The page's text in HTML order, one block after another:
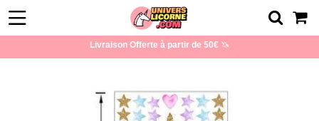
Livraison Offerte à partir de 50€ 🦄